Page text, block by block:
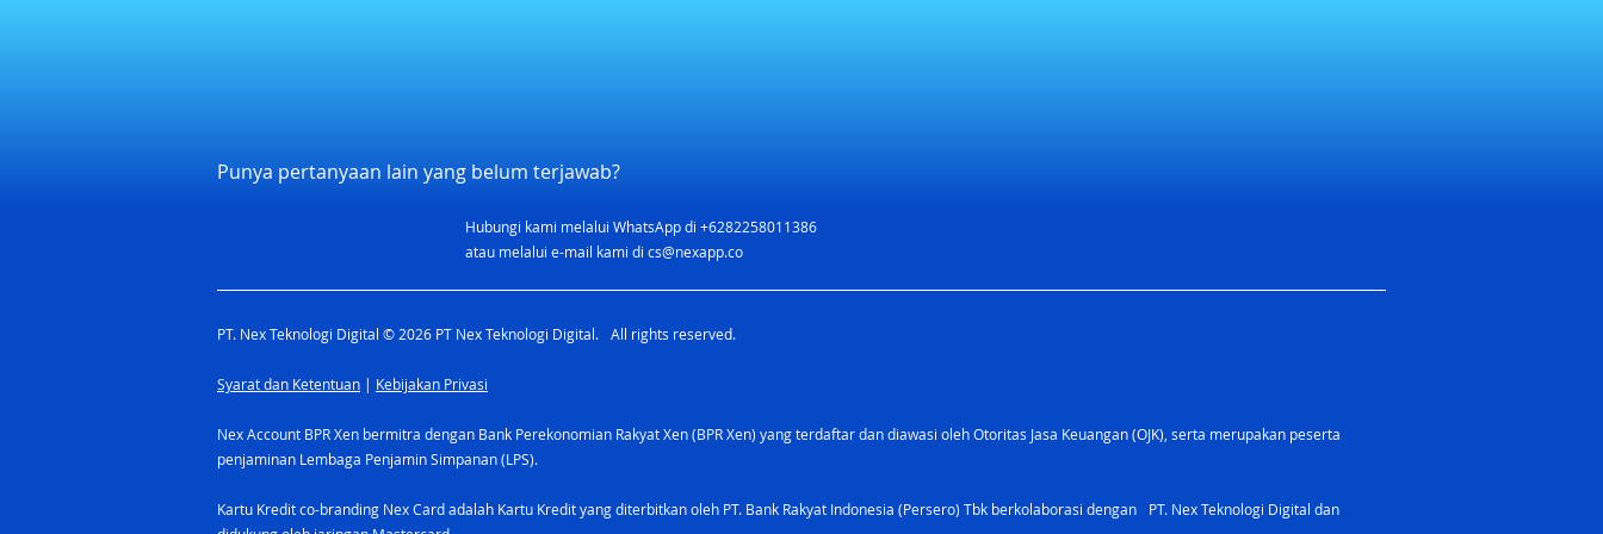
Dengan penuh semangat dan
mengumumkan bahwa PT Nex
Teknologi Digital telah resmi
Fitur Lengkap Nex Account,
Tabungan yang Bertumbuh
Punya pertanyaan lain yang belum terjawab?
Hubungi kami melalui WhatsApp di +6282258011386
atau melalui e-mail kami di cs@nexapp.co
PT. Nex Teknologi Digital © 2026 PT Nex Teknologi Digital. All rights reserved.
Syarat dan Ketentuan | Kebijakan Privasi
Nex Account BPR Xen bermitra dengan Bank Perekonomian Rakyat Xen (BPR Xen) yang terdaftar dan diawasi oleh Otoritas Jasa Keuangan (OJK), serta merupakan peserta
penjaminan Lembaga Penjamin Simpanan (LPS).
Kartu Kredit co-branding Nex Card adalah Kartu Kredit yang diterbitkan oleh PT. Bank Rakyat Indonesia (Persero) Tbk berkolaborasi dengan PT. Nex Teknologi Digital dan